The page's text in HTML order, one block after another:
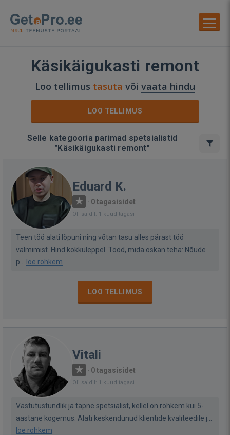
Käsikäigukasti remont
Loo tellimus tasuta või vaata hindu
LOO TELLIMUS
Selle kategooria parimad spetsialistid
"Käsikäigukasti remont"
Eduard K.
· 0 tagasisidet
Oli saidil: 1 kuud tagasi
Teen töö alati lõpuni ning võtan tasu alles pärast töö
valmimist. Hind kokkuleppel. Tööd, mida oskan teha: Nõude
p...
loe rohkem
LOO TELLIMUS
Vitali
· 0 tagasisidet
Oli saidil: 1 kuud tagasi
Vastutustundlik ja täpne spetsialist, kellel on rohkem kui 5-
aastane kogemus. Alati keskendunud klientide kvaliteedile j...
loe rohkem